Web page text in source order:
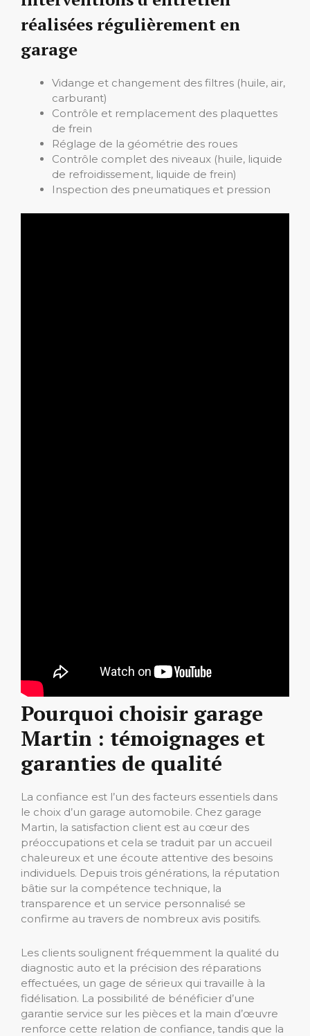
réalisées régulièrement en
garage
Vidange et changement des filtres (huile, air,
carburant)
Contrôle et remplacement des plaquettes
de frein
Réglage de la géométrie des roues
Contrôle complet des niveaux (huile, liquide
de refroidissement, liquide de frein)
Inspection des pneumatiques et pression
Pourquoi choisir garage
Martin : témoignages et
garanties de qualité
La confiance est l’un des facteurs essentiels dans
le choix d’un garage automobile. Chez garage
Martin, la satisfaction client est au cœur des
préoccupations et cela se traduit par un accueil
chaleureux et une écoute attentive des besoins
individuels. Depuis trois générations, la réputation
bâtie sur la compétence technique, la
transparence et un service personnalisé se
confirme au travers de nombreux avis positifs.
Les clients soulignent fréquemment la qualité du
diagnostic auto et la précision des réparations
effectuées, un gage de sérieux qui travaille à la
fidélisation. La possibilité de bénéficier d’une
garantie service sur les pièces et la main d’œuvre
renforce cette relation de confiance, tandis que la